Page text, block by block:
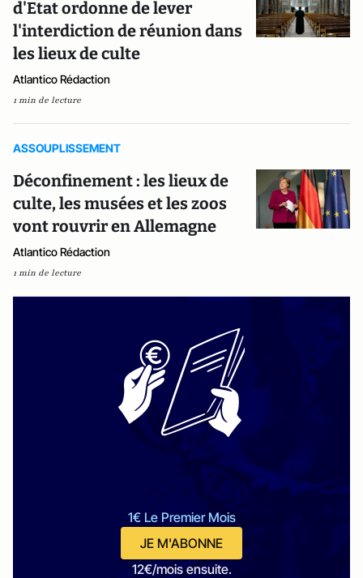
d'Etat ordonne de lever
l'interdiction de réunion dans
les lieux de culte
Atlantico Rédaction
1 min de lecture
ASSOUPLISSEMENT
Déconfinement : les lieux de
culte, les musées et les zoos
vont rouvrir en Allemagne
Atlantico Rédaction
1 min de lecture
1€ Le Premier Mois
JE M'ABONNE
12€/mois ensuite.